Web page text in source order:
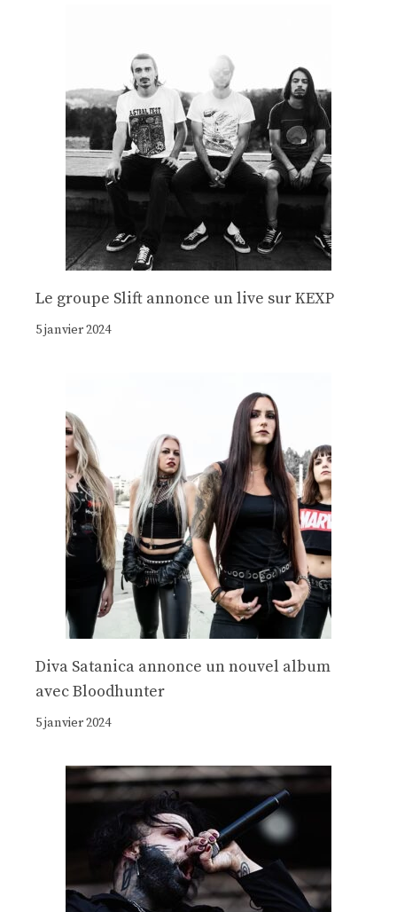
Le groupe Slift annonce un live sur KEXP
5 janvier 2024
Diva Satanica annonce un nouvel album
avec Bloodhunter
5 janvier 2024